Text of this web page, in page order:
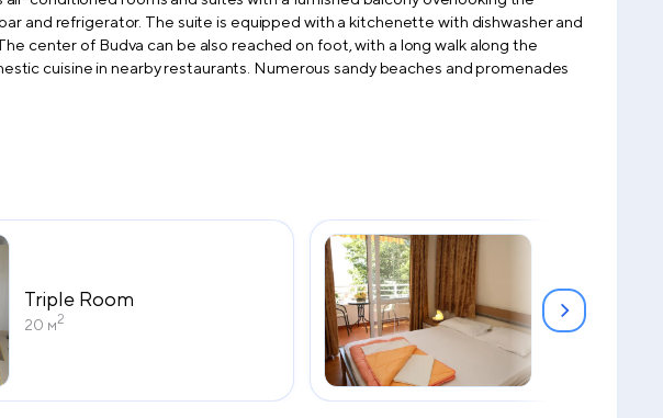
and refrigerator. The suite is equipped with a kitchenette with dishwasher and
center of Budva can be also reached on foot, with a long walk along the
cuisine in nearby restaurants. Numerous sandy beaches and promenades
Triple Room
20 м2
Suite
30 м2